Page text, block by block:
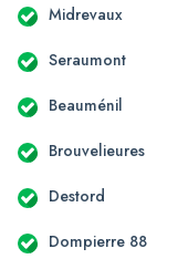
Midrevaux
Seraumont
Beauménil
Brouvelieures
Destord
Dompierre 88